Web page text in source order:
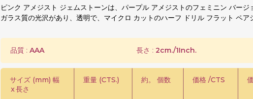
ピンク アメジスト ジェムストーンは、パープル アメジストのフェミニン バージ
ガラス質の光沢があり、透明で、マイクロ カットのハーフ ドリル フラット ペア
品質 : AAA 長さ : 2cm./1Inch.
サイズ (mm) 幅
x長さ
重量 (CTS.) 約。 個数 価格 /CTS